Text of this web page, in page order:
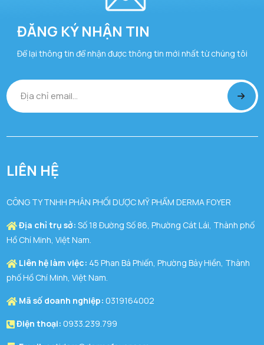
ĐĂNG KÝ NHẬN TIN
Để lại thông tin để nhận được thông tin mới nhất từ chúng tôi
LIÊN HỆ
CÔNG TY TNHH PHÂN PHỐI DƯỢC MỸ PHẨM DERMA FOYER
Địa chỉ trụ sở: Số 18 Đường Số 86, Phường Cát Lái, Thành phố
Hồ Chí Minh, Việt Nam.
Liên hệ làm việc: 45 Phan Bá Phiến, Phường Bảy Hiền, Thành
phố Hồ Chí Minh, Việt Nam.
Mã số doanh nghiệp: 0319164002
Điện thoại: 0933.239.799